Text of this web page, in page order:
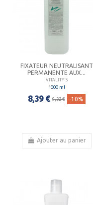
FIXATEUR NEUTRALISANT
PERMANENTE AUX...
VITALITY'S
1000 ml
8,39 € 9,32 € -10%
Ajouter au panier